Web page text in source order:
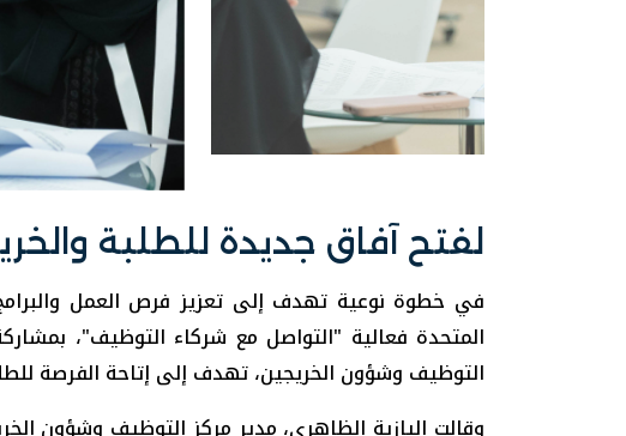
لفتح آفاق جديدة للطلبة
في خطوة نوعية تهدف إلى تعزيز فرص العمل والبرامج
التوظيف وشؤون الخريجين، تهدف إلى إتاحة الفرصة
وقالت اليازية الظاهري، مدير مركز التوظيف وشؤون